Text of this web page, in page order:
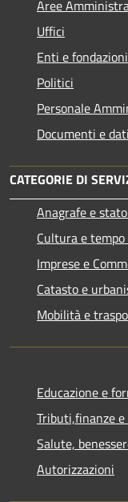
Aree
Uffici
Enti e fondazioni
Politici
Personale
Documenti e dati
CATEGORIE DI
Anagrafe e
Cultura e
Imprese e
Catasto e
Mobilità e
Educazione e
Tributi,finanze
Salute,
Autorizzazioni